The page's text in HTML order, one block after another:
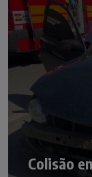
Colisão